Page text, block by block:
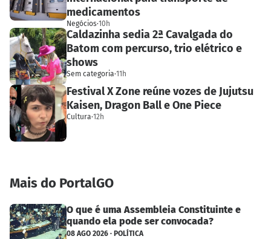
medicamentos
Negócios·10h
Caldazinha sedia 2ª Cavalgada do
Batom com percurso, trio elétrico e
shows
Sem categoria·11h
Festival X Zone reúne vozes de Jujutsu
Kaisen, Dragon Ball e One Piece
Cultura·12h
Mais do PortalGO
O que é uma Assembleia Constituinte e
quando ela pode ser convocada?
08 AGO 2026 · POLÍTICA